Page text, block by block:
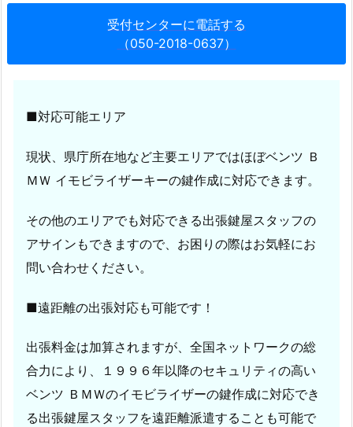
サ
ビ
ス
受付センターに電話する
（050-2018-0637）
■対応可能エリア
現状、県庁所在地など主要エリアではほぼベンツ Ｂ
ＭＷ イモビライザーキーの鍵作成に対応できます。
その他のエリアでも対応できる出張鍵屋スタッフの
アサインもできますので、お困りの際はお気軽にお
問い合わせください。
■遠距離の出張対応も可能です！
出張料金は加算されますが、全国ネットワークの総
合力により、１９９６年以降のセキュリティの高い
ベンツ ＢＭＷのイモビライザーの鍵作成に対応でき
る出張鍵屋スタッフを遠距離派遣することも可能で